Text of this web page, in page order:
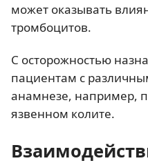
может оказывать
тромбоцитов.
С осторожностью
пациентам с
анамнезе, например,
язвенном колите.